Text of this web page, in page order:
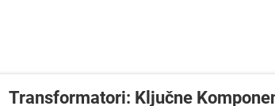
Transformatori: Ključne